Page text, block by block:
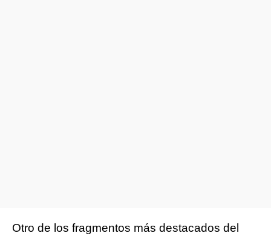
Otro de los fragmentos más destacados del